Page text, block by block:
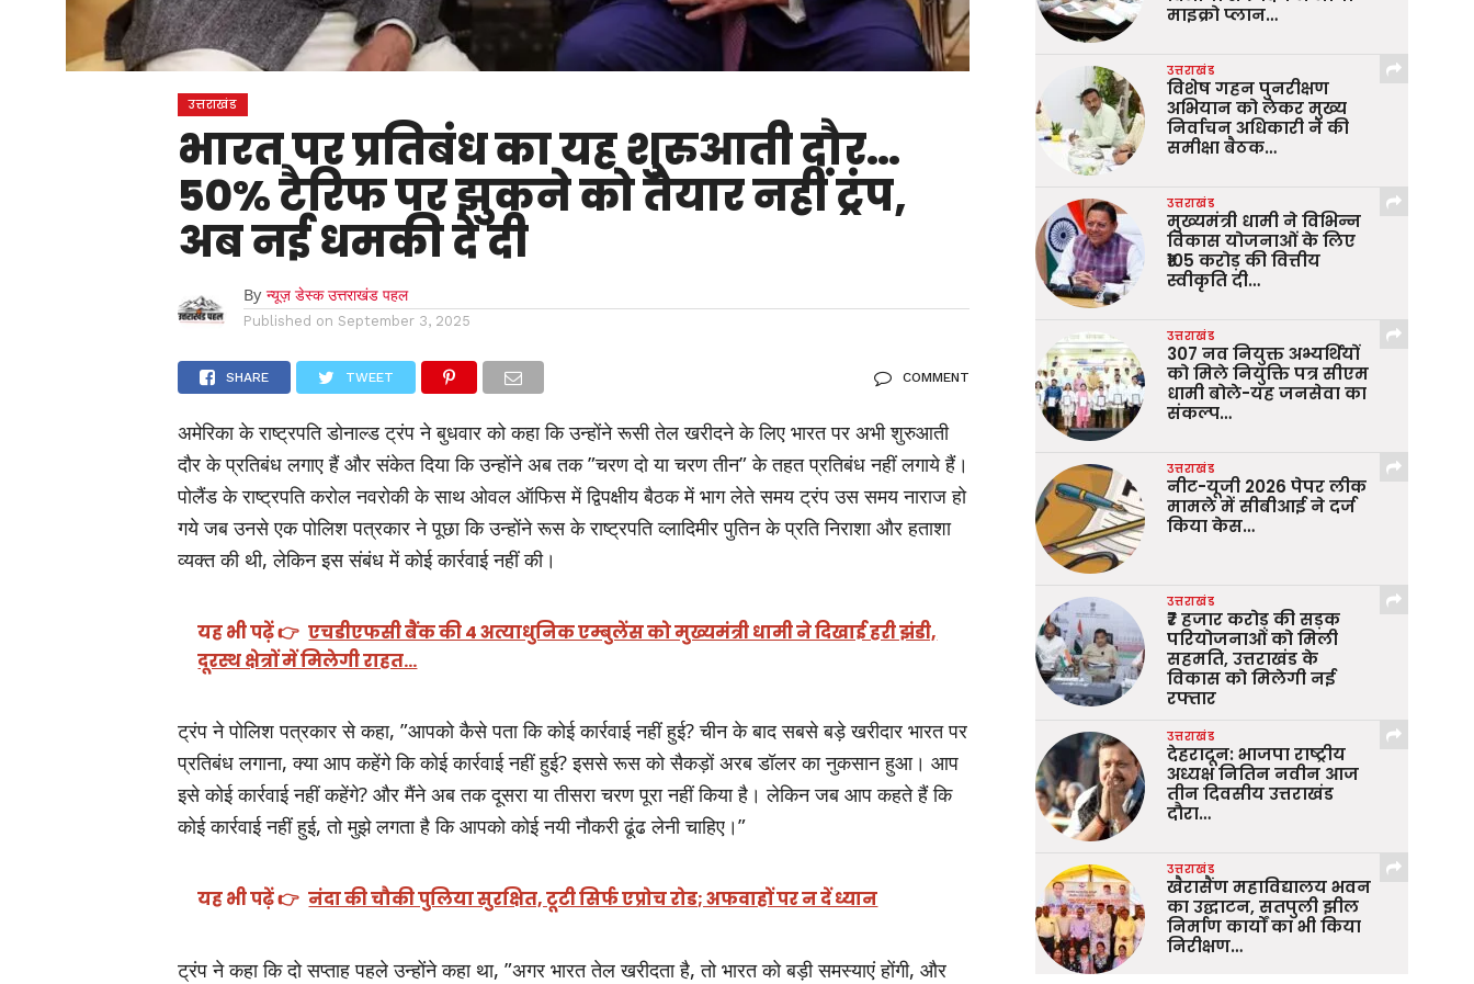
उत्तराखंड
भारत पर प्रतिबंध का यह शुरुआती दौर…
50% टैरिफ पर झुकने को तैयार नहीं ट्रंप,
अब नई धमकी दे दी
By न्यूज़ डेस्क उत्तराखंड पहल
Published on September 3, 2025
SHARE TWEET COMMENT
अमेरिका के राष्ट्रपति डोनाल्ड ट्रंप ने बुधवार को कहा कि उन्होंने रूसी तेल खरीदने के लिए भारत पर अभी शुरुआती
दौर के प्रतिबंध लगाए हैं और संकेत दिया कि उन्होंने अब तक ”चरण दो या चरण तीन” के तहत प्रतिबंध नहीं लगाये हैं।
पोलैंड के राष्ट्रपति करोल नवरोकी के साथ ओवल ऑफिस में द्विपक्षीय बैठक में भाग लेते समय ट्रंप उस समय नाराज हो
गये जब उनसे एक पोलिश पत्रकार ने पूछा कि उन्होंने रूस के राष्ट्रपति व्लादिमीर पुतिन के प्रति निराशा और हताशा
व्यक्त की थी, लेकिन इस संबंध में कोई कार्रवाई नहीं की।
यह भी पढ़ें 👉 एचडीएफसी बैंक की 4 अत्याधुनिक एम्बुलेंस को मुख्यमंत्री धामी ने दिखाई हरी झंडी,
दूरस्थ क्षेत्रों में मिलेगी राहत…
ट्रंप ने पोलिश पत्रकार से कहा, ”आपको कैसे पता कि कोई कार्रवाई नहीं हुई? चीन के बाद सबसे बड़े खरीदार भारत पर
प्रतिबंध लगाना, क्या आप कहेंगे कि कोई कार्रवाई नहीं हुई? इससे रूस को सैकड़ों अरब डॉलर का नुकसान हुआ। आप
इसे कोई कार्रवाई नहीं कहेंगे? और मैंने अब तक दूसरा या तीसरा चरण पूरा नहीं किया है। लेकिन जब आप कहते हैं कि
कोई कार्रवाई नहीं हुई, तो मुझे लगता है कि आपको कोई नयी नौकरी ढूंढ लेनी चाहिए।”
यह भी पढ़ें 👉 नंदा की चौकी पुलिया सुरक्षित, टूटी सिर्फ एप्रोच रोड; अफवाहों पर न दें ध्यान
ट्रंप ने कहा कि दो सप्ताह पहले उन्होंने कहा था, ”अगर भारत तेल खरीदता है, तो भारत को बड़ी समस्याएं होंगी, और
माइक्रो प्लान…
उत्तराखंड
विशेष गहन पुनरीक्षण
अभियान को लेकर मुख्य
निर्वाचन अधिकारी ने की
समीक्षा बैठक…
उत्तराखंड
मुख्यमंत्री धामी ने विभिन्न
विकास योजनाओं के लिए
₹105 करोड़ की वित्तीय
स्वीकृति दी…
उत्तराखंड
307 नव नियुक्त अभ्यर्थियों
को मिले नियुक्ति पत्र सीएम
धामी बोले-यह जनसेवा का
संकल्प…
उत्तराखंड
नीट-यूजी 2026 पेपर लीक
मामले में सीबीआई ने दर्ज
किया केस…
उत्तराखंड
₹7 हजार करोड़ की सड़क
परियोजनाओं को मिली
सहमति, उत्तराखंड के
विकास को मिलेगी नई
रफ्तार
उत्तराखंड
देहरादून: भाजपा राष्ट्रीय
अध्यक्ष नितिन नवीन आज
तीन दिवसीय उत्तराखंड
दौरा…
उत्तराखंड
खैरासैंण महाविद्यालय भवन
का उद्घाटन, सतपुली झील
निर्माण कार्यों का भी किया
निरीक्षण…